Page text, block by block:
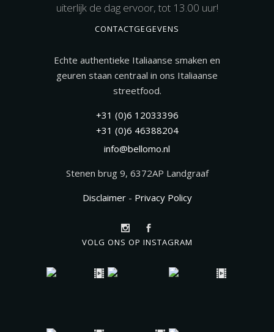
uiterlijk de dag ervoor, tot 13.00 uur!
CONTACTGEGEVENS
Echte authentieke Italiaanse smaken en
geuren staan centraal in ons Italiaanse
streetfood.
+31 (0)6 12033396
+31 (0)6 46388204
info@bellomo.nl
Stenen brug 9, 6372AP Landgraaf
Disclaimer- Privacy Policy
VOLG ONS OP INSTAGRAM